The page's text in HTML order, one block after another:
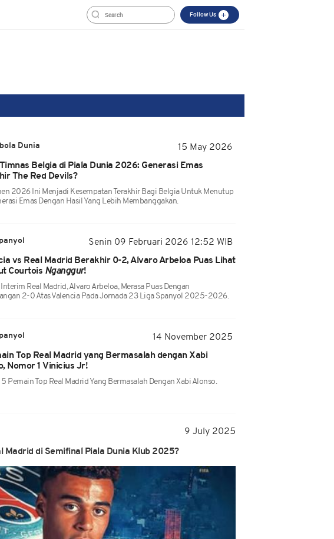
Follow Us
Dunia
15 May 2026
Belgia di Piala Dunia 2026: Generasi Emas
The Red Devils?
2026 Ini Menjadi Kesempatan Terakhir Bagi Belgia Untuk Menutup
Emas Dengan Hasil Yang Lebih Membanggakan.
Senin 09 Februari 2026 12:52 WIB
vs Real Madrid Berakhir 0-2, Alvaro Arbeloa Puas Lihat
Courtois Nganggur!
Real Madrid, Alvaro Arbeloa, Merasa Puas Dengan
2-0 Atas Valencia Pada Jornada 23 Liga Spanyol 2025-2026.
14 November 2025
Top Real Madrid yang Bermasalah dengan Xabi
Nomor 1 Vinicius Jr!
Pemain Top Real Madrid Yang Bermasalah Dengan Xabi Alonso.
9 July 2025
Madrid di Semifinal Piala Dunia Klub 2025?